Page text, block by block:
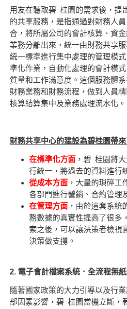
用友在聽取碧 桂園的需求後，提
的共享服務，是指通過對財務人
合，將所屬公司的會計核算、資
業務分離出來，統一由財務共享
統一標準進行集中處理的管理模
準化作業，自動化處理的會計模
質量和工作滿意度。這個服務體
財務業務和財務流程，做到人員
核算結算集中及業務處理流水化。
財務共享中心的建設為碧桂園帶來
在標準化方面 ，碧 桂園將
行統一，將過去的資料進行
從成本方面 ，大量的瑣碎工
各部門進行營銷、合約管理
在管理方面 ，由於這套系統
務數據的真實性提高了很多
索之後，可以讓決策者檢視
決策做支撐。
2. 電子會計檔案系統．全流程無
隨著國家政策的大力引導以及行
部因素影響，碧 桂園當機立斷，